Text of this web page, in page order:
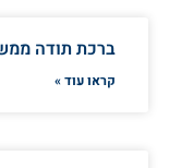
ברכת תודה
קראו עוד »